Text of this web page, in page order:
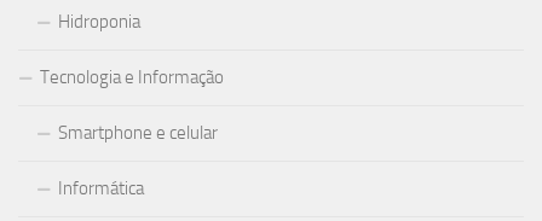
Hidroponia
Tecnologia e Informação
Smartphone e celular
Informática